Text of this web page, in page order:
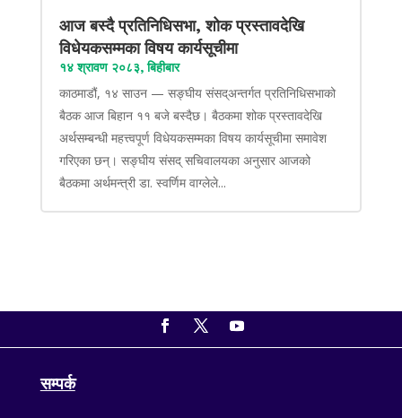
आज बस्दै प्रतिनिधिसभा, शोक प्रस्तावदेखि
विधेयकसम्मका विषय कार्यसूचीमा
१४ श्रावण २०८३, बिहीबार
काठमाडौं, १४ साउन — सङ्घीय संसद्अन्तर्गत प्रतिनिधिसभाको
बैठक आज बिहान ११ बजे बस्दैछ। बैठकमा शोक प्रस्तावदेखि
अर्थसम्बन्धी महत्त्वपूर्ण विधेयकसम्मका विषय कार्यसूचीमा समावेश
गरिएका छन्। सङ्घीय संसद् सचिवालयका अनुसार आजको
बैठकमा अर्थमन्त्री डा. स्वर्णिम वाग्लेले...
सम्पर्क